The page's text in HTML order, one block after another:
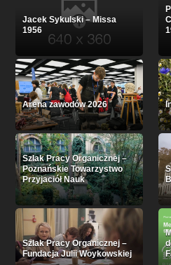
Jacek Sykulski – Missa
1956
Arena zawodów 2026
Szlak Pracy Organicznej –
Poznańskie Towarzystwo
Przyjaciół Nauk
Szlak Pracy Organicznej –
Fundacja Julii Woykowskiej